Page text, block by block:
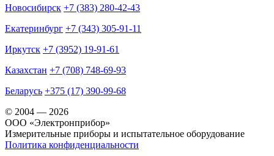
Новосибирск +7 (383) 280-42-43
Екатеринбург +7 (343) 305-91-11
Иркутск +7 (3952) 19-91-61
Казахстан +7 (708) 748-69-93
Беларусь +375 (17) 390-99-68
© 2004 — 2026
OOO «Электронприбор»
Измерительные приборы и испытательное оборудование
Политика конфиденциальности